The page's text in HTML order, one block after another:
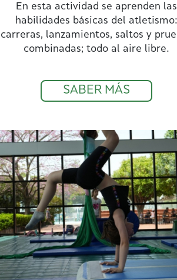
En esta actividad se aprenden las
habilidades básicas del atletismo:
carreras, lanzamientos, saltos y
combinadas; todo al aire libre.
SABER MÁS